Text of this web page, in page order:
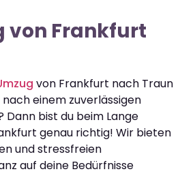
von Frankfurt
von Frankfurt nach Traun
einem zuverlässigen
Dann bist du beim Lange
genau richtig! Wir bieten
und stressfreien
auf deine Bedürfnisse